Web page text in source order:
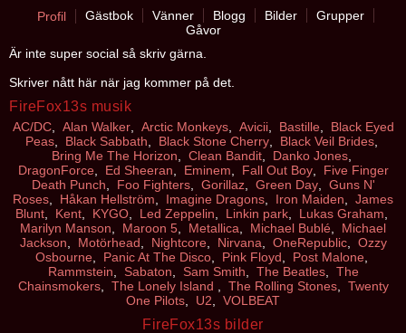
Profil
Gästbok Vänner Blogg Bilder
Grupper
Gåvor
Är inte super social så skriv gärna.
Skriver nått här när jag kommer på det.
FireFox13s musik
AC/DC, Alan Walker, Arctic Monkeys, Avicii, Bastille, Black Eyed
Peas, Black Sabbath Black Stone Cherry, Black Veil Brides,
Bring Me The Horizon
Clean Bandit, Danko Jones,
DragonForce, Ed Sheeran Eminem Fall Out Boy, Five Finger
Death Punch
Foo Fighters, Gorillaz, Green Day, Guns N'
Roses
Håkan Hellström Imagine Dragons Iron Maiden
James
Blunt, Kent, KYGO, Led Zeppelin Linkin park, Lukas Graham
Marilyn Manson
Maroon 5 Metallica Michael Bublé
Michael
Jackson
Motörhead Nightcore, Nirvana OneRepublic, Ozzy
Osbourne, Panic At The Disco, Pink Floyd Post Malone,
Rammstein
Sabaton Sam Smith The Beatles, The
Chainsmokers, The Lonely Island The Rolling Stones, Twenty
One Pilots
U2 VOLBEAT
FireFox13s bilder